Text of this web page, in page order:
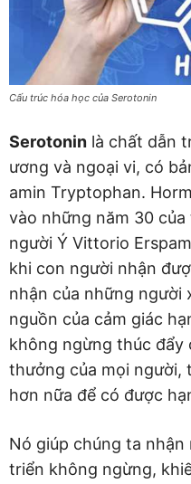
Cấu trúc hóa học của Serotonin
Serotonin là chất dẫn
ương và ngoại vi, có
amin Tryptophan.
vào những năm 30
người Ý Vittorio
khi con người nhận
nhận của những người
nguồn của cảm giác
không ngừng thúc đẩy
thưởng của mọi người,
hơn nữa để có được
Nó giúp chúng ta
triển không ngừng,